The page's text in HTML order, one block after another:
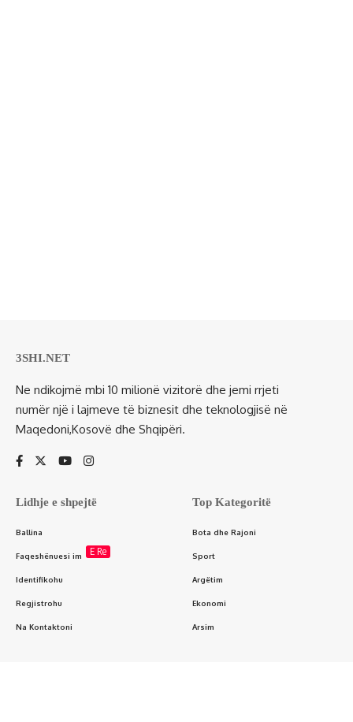
3SHI.NET
Ne ndikojmë mbi 10 milionë vizitorë dhe jemi rrjeti
numër një i lajmeve të biznesit dhe teknologjisë në
Maqedoni,Kosovë dhe Shqipëri.
Lidhje e shpejtë
Ballina
Faqeshënuesi im E Re
Identifikohu
Regjistrohu
Na Kontaktoni
Top Kategoritë
Bota dhe Rajoni
Sport
Argëtim
Ekonomi
Arsim